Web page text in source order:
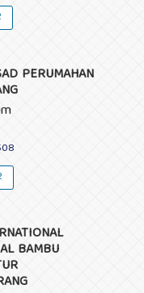
PERUMAHAN
BAMBU